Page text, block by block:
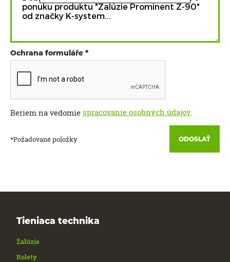
Ochrana formuláře
Beriem na vedomie spracovanie osobných údajov.
*Požadované položky
Tieniaca technika
Žalúzie
Rolety